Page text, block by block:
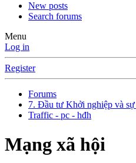
New posts
Search forums
Menu
Log in
Register
Forums
7. Đầu tư Khởi nghiệp và sự
Traffic - pc - hđh
Mạng xã hội